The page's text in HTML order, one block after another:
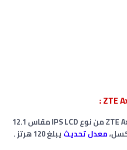
تأتي شاشة تابلت ZTE Axon Pad من نوع IPS LCD مقاس 12.1
معدل تحديثيبلغ 120 هرتز .